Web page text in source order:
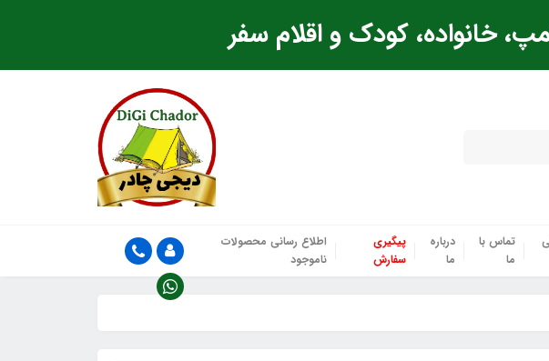
خانواده، کودک و اقلام سفر
تماس با
ما
درباره
ما
پیگیری
سفارش
اطلاع رسانی محصولات
ناموجود